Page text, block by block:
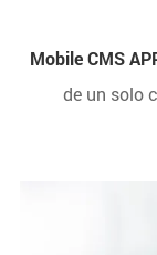
Mobile CMS
de un solo